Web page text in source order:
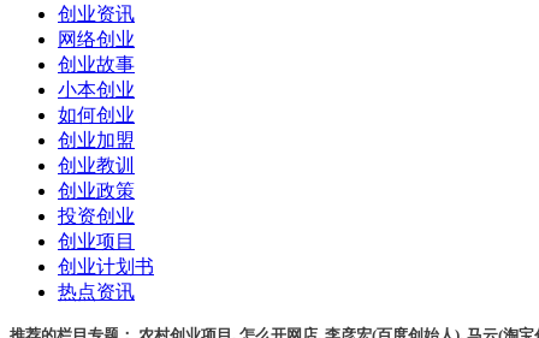
创业资讯
网络创业
创业故事
小本创业
如何创业
创业加盟
创业教训
创业政策
投资创业
创业项目
创业计划书
热点资讯